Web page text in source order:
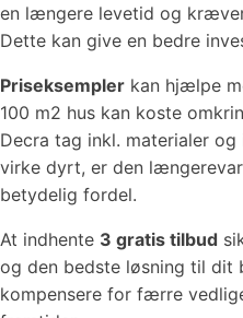
en længere levetid og
Dette kan give en bedre
Priseksempler kan hjælpe
100 m2 hus kan koste
Decra tag inkl. materialer
virke dyrt, er den
betydelig fordel.
At indhente 3 gratis tilbud
og den bedste løsning til dit
kompensere for færre